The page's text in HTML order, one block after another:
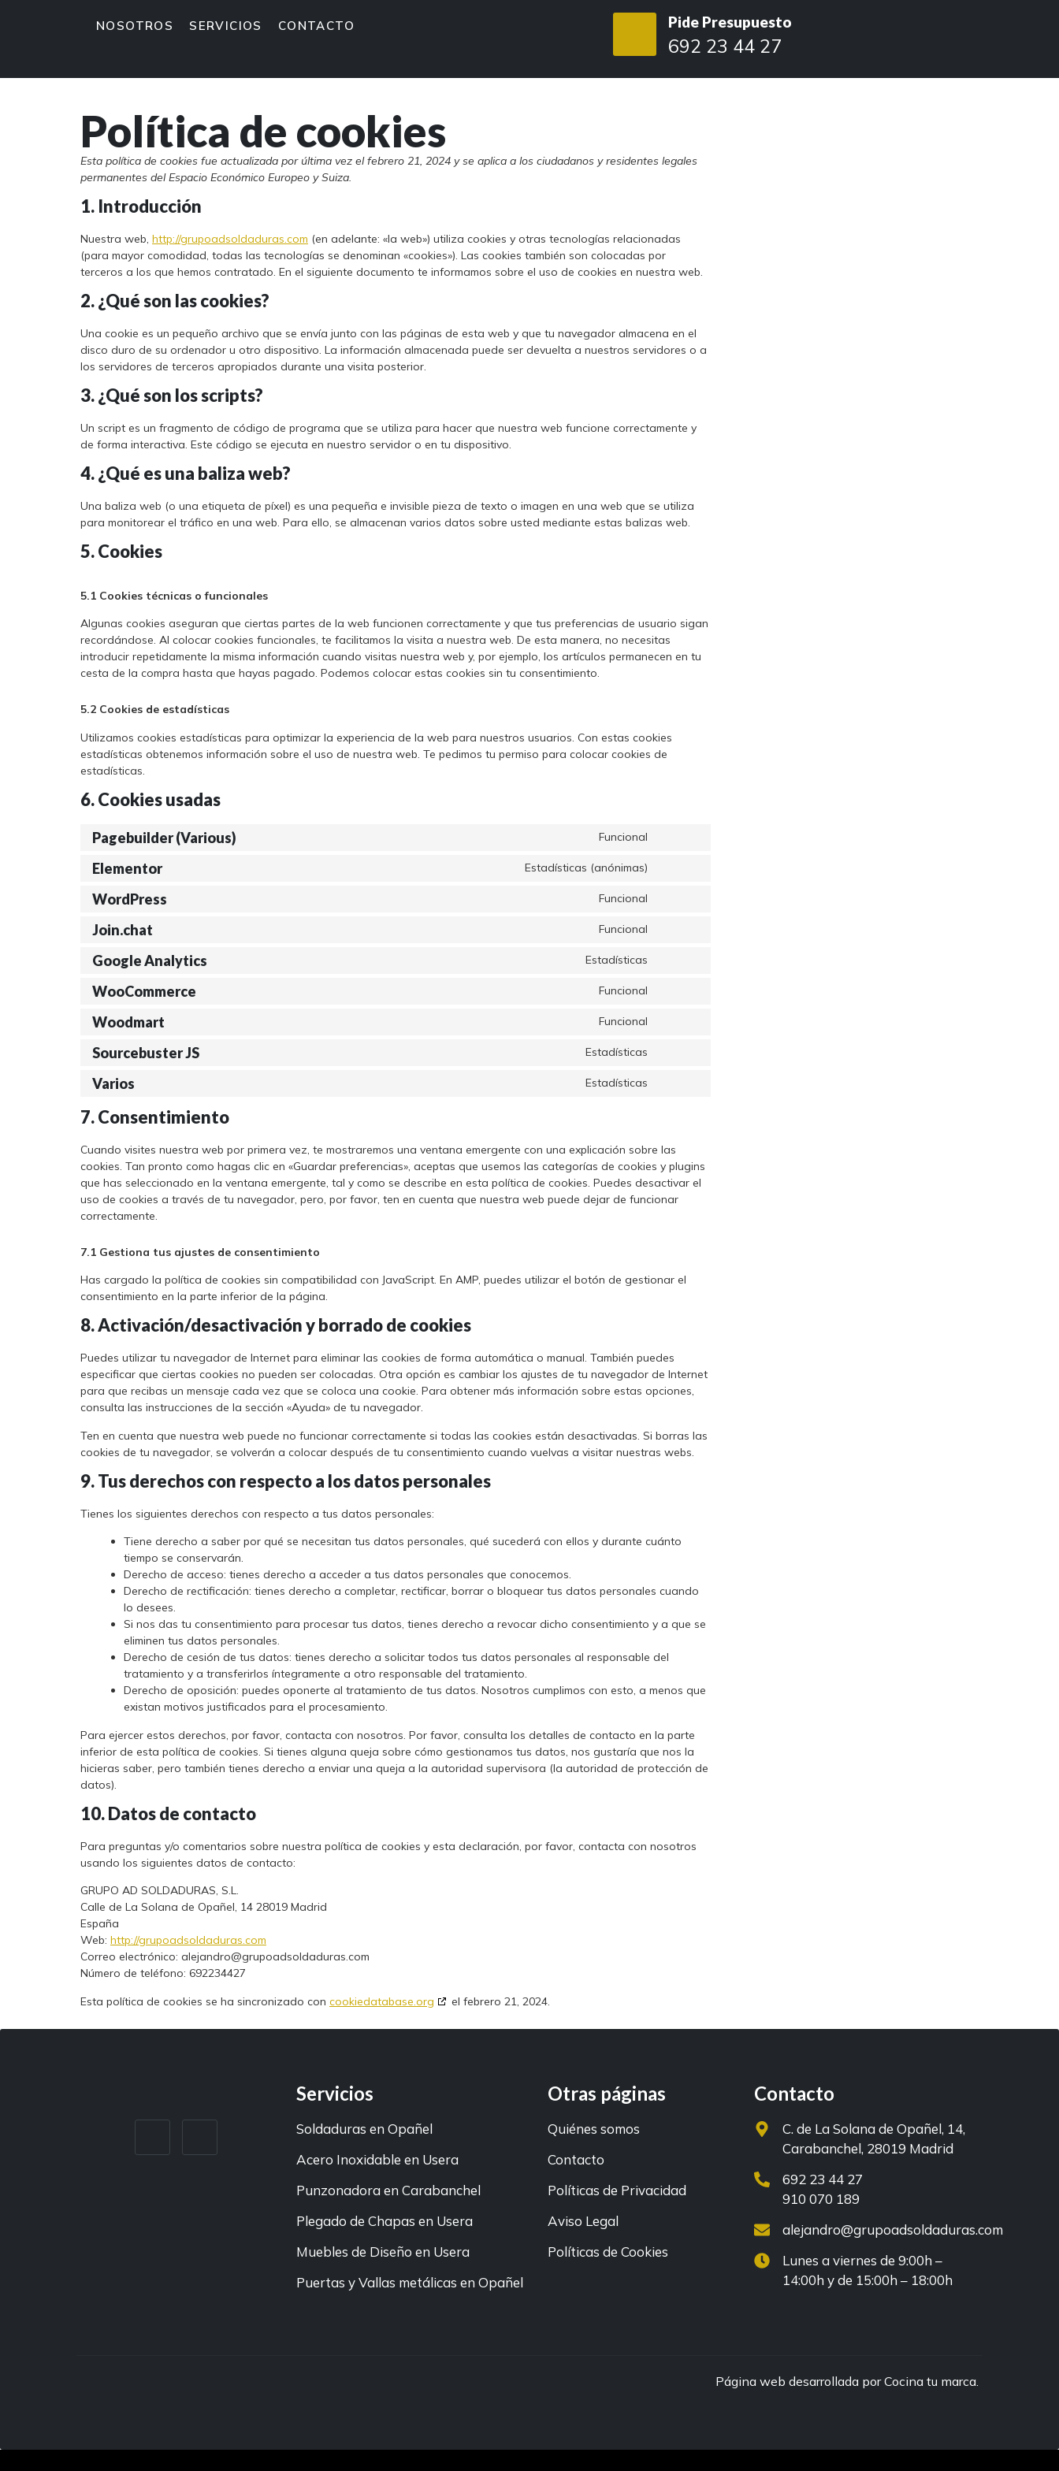
NOSOTROS SERVICIOS CONTACTO Pide Presupuesto
692 23 44 27
Política de cookies
Esta política de cookies fue actualizada por última vez el febrero 21, 2024 y se aplica a los ciudadanos y residentes legales
permanentes del Espacio Económico Europeo y Suiza.
1. Introducción
Nuestra web, http://grupoadsoldaduras.com (en adelante: «la web») utiliza cookies y otras tecnologías relacionadas
(para mayor comodidad, todas las tecnologías se denominan «cookies»). Las cookies también son colocadas por
terceros a los que hemos contratado. En el siguiente documento te informamos sobre el uso de cookies en nuestra web.
2. ¿Qué son las cookies?
Una cookie es un pequeño archivo que se envía junto con las páginas de esta web y que tu navegador almacena en el
disco duro de su ordenador u otro dispositivo. La información almacenada puede ser devuelta a nuestros servidores o a
los servidores de terceros apropiados durante una visita posterior.
3. ¿Qué son los scripts?
Un script es un fragmento de código de programa que se utiliza para hacer que nuestra web funcione correctamente y
de forma interactiva. Este código se ejecuta en nuestro servidor o en tu dispositivo.
4. ¿Qué es una baliza web?
Una baliza web (o una etiqueta de píxel) es una pequeña e invisible pieza de texto o imagen en una web que se utiliza
para monitorear el tráfico en una web. Para ello, se almacenan varios datos sobre usted mediante estas balizas web.
5. Cookies
5.1 Cookies técnicas o funcionales
Algunas cookies aseguran que ciertas partes de la web funcionen correctamente y que tus preferencias de usuario sigan
recordándose. Al colocar cookies funcionales, te facilitamos la visita a nuestra web. De esta manera, no necesitas
introducir repetidamente la misma información cuando visitas nuestra web y, por ejemplo, los artículos permanecen en tu
cesta de la compra hasta que hayas pagado. Podemos colocar estas cookies sin tu consentimiento.
5.2 Cookies de estadísticas
Utilizamos cookies estadísticas para optimizar la experiencia de la web para nuestros usuarios. Con estas cookies
estadísticas obtenemos información sobre el uso de nuestra web. Te pedimos tu permiso para colocar cookies de
estadísticas.
6. Cookies usadas
Pagebuilder (Various) Funcional
Elementor Estadísticas (anónimas)
WordPress Funcional
Join.chat Funcional
Google Analytics Estadísticas
WooCommerce Funcional
Woodmart Funcional
Sourcebuster JS Estadísticas
Varios Estadísticas
7. Consentimiento
Cuando visites nuestra web por primera vez, te mostraremos una ventana emergente con una explicación sobre las
cookies. Tan pronto como hagas clic en «Guardar preferencias», aceptas que usemos las categorías de cookies y plugins
que has seleccionado en la ventana emergente, tal y como se describe en esta política de cookies. Puedes desactivar el
uso de cookies a través de tu navegador, pero, por favor, ten en cuenta que nuestra web puede dejar de funcionar
correctamente.
7.1 Gestiona tus ajustes de consentimiento
Has cargado la política de cookies sin compatibilidad con JavaScript. En AMP, puedes utilizar el botón de gestionar el
consentimiento en la parte inferior de la página.
8. Activación/desactivación y borrado de cookies
Puedes utilizar tu navegador de Internet para eliminar las cookies de forma automática o manual. También puedes
especificar que ciertas cookies no pueden ser colocadas. Otra opción es cambiar los ajustes de tu navegador de Internet
para que recibas un mensaje cada vez que se coloca una cookie. Para obtener más información sobre estas opciones,
consulta las instrucciones de la sección «Ayuda» de tu navegador.
Ten en cuenta que nuestra web puede no funcionar correctamente si todas las cookies están desactivadas. Si borras las
cookies de tu navegador, se volverán a colocar después de tu consentimiento cuando vuelvas a visitar nuestras webs.
9. Tus derechos con respecto a los datos personales
Tienes los siguientes derechos con respecto a tus datos personales:
Tiene derecho a saber por qué se necesitan tus datos personales, qué sucederá con ellos y durante cuánto
tiempo se conservarán.
Derecho de acceso: tienes derecho a acceder a tus datos personales que conocemos.
Derecho de rectificación: tienes derecho a completar, rectificar, borrar o bloquear tus datos personales cuando
lo desees.
Si nos das tu consentimiento para procesar tus datos, tienes derecho a revocar dicho consentimiento y a que se
eliminen tus datos personales.
Derecho de cesión de tus datos: tienes derecho a solicitar todos tus datos personales al responsable del
tratamiento y a transferirlos íntegramente a otro responsable del tratamiento.
Derecho de oposición: puedes oponerte al tratamiento de tus datos. Nosotros cumplimos con esto, a menos que
existan motivos justificados para el procesamiento.
Para ejercer estos derechos, por favor, contacta con nosotros. Por favor, consulta los detalles de contacto en la parte
inferior de esta política de cookies. Si tienes alguna queja sobre cómo gestionamos tus datos, nos gustaría que nos la
hicieras saber, pero también tienes derecho a enviar una queja a la autoridad supervisora (la autoridad de protección de
datos).
10. Datos de contacto
Para preguntas y/o comentarios sobre nuestra política de cookies y esta declaración, por favor, contacta con nosotros
usando los siguientes datos de contacto:
GRUPO AD SOLDADURAS, S.L.
Calle de La Solana de Opañel, 14 28019 Madrid
España
Web: http://grupoadsoldaduras.com
Correo electrónico: alejandro@grupoadsoldaduras.com
Número de teléfono: 692234427
Esta política de cookies se ha sincronizado con cookiedatabase.org el febrero 21, 2024.
Servicios
Soldaduras en Opañel
Acero Inoxidable en Usera
Punzonadora en Carabanchel
Plegado de Chapas en Usera
Muebles de Diseño en Usera
Puertas y Vallas metálicas en Opañel
Otras páginas
Quiénes somos
Contacto
Políticas de Privacidad
Aviso Legal
Políticas de Cookies
Contacto
C. de La Solana de Opañel, 14,
Carabanchel, 28019 Madrid
692 23 44 27
910 070 189
alejandro@grupoadsoldaduras.com
Lunes a viernes de 9:00h –
14:00h y de 15:00h – 18:00h
Página web desarrollada por Cocina tu marca.